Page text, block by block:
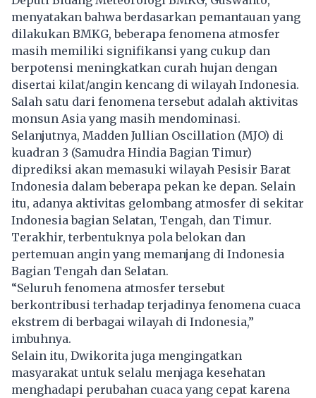
menyatakan bahwa berdasarkan pemantauan yang
dilakukan BMKG, beberapa fenomena atmosfer
masih memiliki signifikansi yang cukup dan
berpotensi meningkatkan curah hujan dengan
disertai kilat/angin kencang di wilayah Indonesia.
Salah satu dari fenomena tersebut adalah aktivitas
monsun Asia yang masih mendominasi.
Selanjutnya, Madden Jullian Oscillation (MJO) di
kuadran 3 (Samudra Hindia Bagian Timur)
diprediksi akan memasuki wilayah Pesisir Barat
Indonesia dalam beberapa pekan ke depan. Selain
itu, adanya aktivitas gelombang atmosfer di sekitar
Indonesia bagian Selatan, Tengah, dan Timur.
Terakhir, terbentuknya pola belokan dan
pertemuan angin yang memanjang di Indonesia
Bagian Tengah dan Selatan.
“Seluruh fenomena atmosfer tersebut
berkontribusi terhadap terjadinya fenomena cuaca
ekstrem di berbagai wilayah di Indonesia,”
imbuhnya.
Selain itu, Dwikorita juga mengingatkan
masyarakat untuk selalu menjaga kesehatan
menghadapi perubahan cuaca yang cepat karena